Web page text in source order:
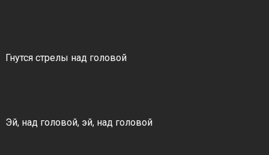
Гнутся стрелы над головой
Эй, над головой, эй, над головой